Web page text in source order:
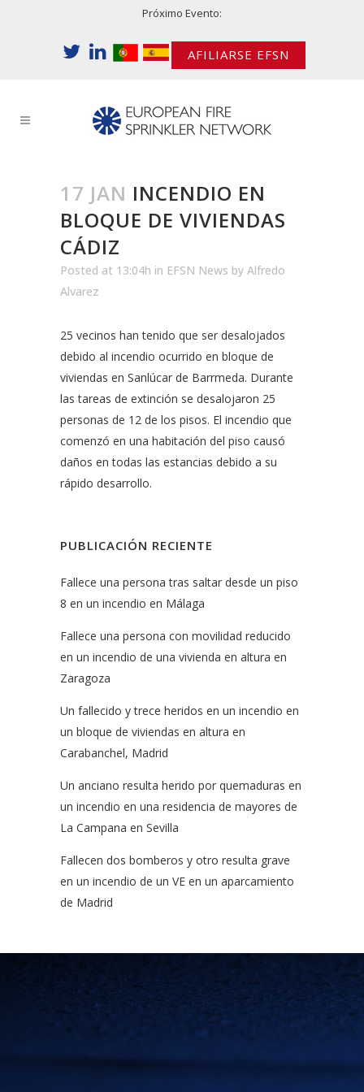
Próximo Evento:
AFILIARSE EFSN
17 JAN INCENDIO EN
BLOQUE DE VIVIENDAS
CÁDIZ
Posted at 13:04h in EFSN News by Alfredo
Alvarez
25 vecinos han tenido que ser desalojados
debido al incendio ocurrido en bloque de
viviendas en Sanlúcar de Barrmeda. Durante
las tareas de extinción se desalojaron 25
personas de 12 de los pisos. El incendio que
comenzó en una habitación del piso causó
daños en todas las estancias debido a su
rápido desarrollo.
PUBLICACIÓN RECIENTE
Fallece una persona tras saltar desde un piso
8 en un incendio en Málaga
Fallece una persona con movilidad reducido
en un incendio de una vivienda en altura en
Zaragoza
Un fallecido y trece heridos en un incendio en
un bloque de viviendas en altura en
Carabanchel, Madrid
Un anciano resulta herido por quemaduras en
un incendio en una residencia de mayores de
La Campana en Sevilla
Fallecen dos bomberos y otro resulta grave
en un incendio de un VE en un aparcamiento
de Madrid